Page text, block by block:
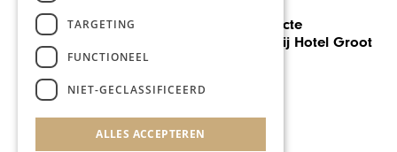
Beleef de perfecte
hotelervaring bij Hotel Groot
TARGETING
FUNCTIONEEL
NIET-GECLASSIFICEERD
ALLES ACCEPTEREN